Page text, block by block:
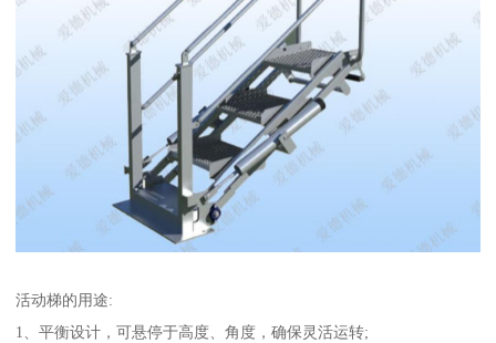
活动梯的用途:
1、平衡设计，可悬停于高度、角度，确保灵活运转;